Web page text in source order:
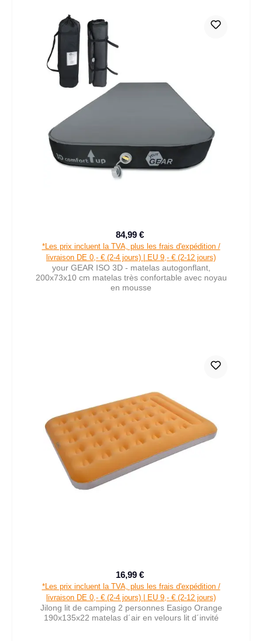
Prix de vente :
84,99 €
*Les prix incluent la TVA, plus les frais d'expédition /
livraison DE 0,- € (2-4 jours) | EU 9,- € (2-12 jours)
your GEAR ISO 3D - matelas autogonflant,
200x73x10 cm matelas très confortable avec noyau
en mousse
Prix de vente :
16,99 €
*Les prix incluent la TVA, plus les frais d'expédition /
livraison DE 0,- € (2-4 jours) | EU 9,- € (2-12 jours)
Jilong lit de camping 2 personnes Easigo Orange
190x135x22 matelas d´air en velours lit d´invité